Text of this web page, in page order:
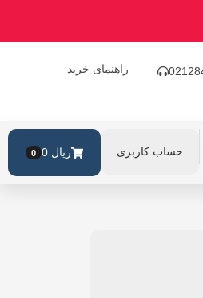
راهنمای خرید
حساب کاربری 0 ریال 0